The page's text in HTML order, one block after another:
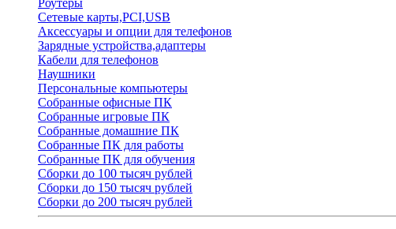
Роутеры
Сетевые карты,PCI,USB
Аксессуары и опции для телефонов
Зарядные устройства,адаптеры
Кабели для телефонов
Наушники
Персональные компьютеры
Собранные офисные ПК
Собранные игровые ПК
Собранные домашние ПК
Собранные ПК для работы
Собранные ПК для обучения
Сборки до 100 тысяч рублей
Сборки до 150 тысяч рублей
Сборки до 200 тысяч рублей